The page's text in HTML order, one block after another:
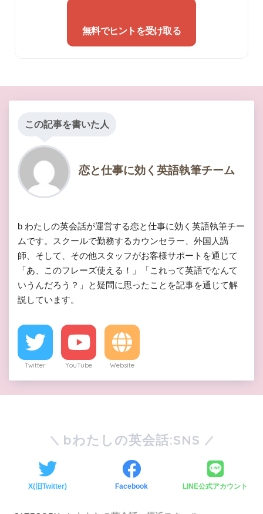
無料でヒントを受け取る
この記事を書いた人
恋と仕事に効く英語執筆チーム
b わたしの英会話が運営する恋と仕事に効く英語執筆チー
ムです。スクールで勤務するカウンセラー、外国人講
師、そして、その他スタッフがお客様サポートを通じて
「あ、このフレーズ使える！」「これって英語でなんて
いうんだろう？」と疑問に思ったことを記事を通じて解
説しています。
Twitter YouTube Website
bわたしの英会話:SNS
X(旧Twitter) Facebook LINE公式アカウント